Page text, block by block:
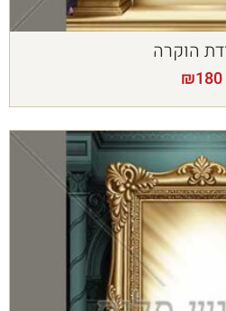
הוקרה
₪180